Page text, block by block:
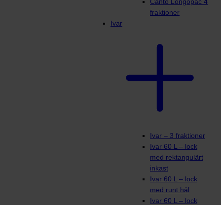
fraktioner
Ivar
Ivar – 3 fraktioner
Ivar 60 L – lock
med rektangulärt
inkast
Ivar 60 L – lock
med runt hål
Ivar 60 L – lock